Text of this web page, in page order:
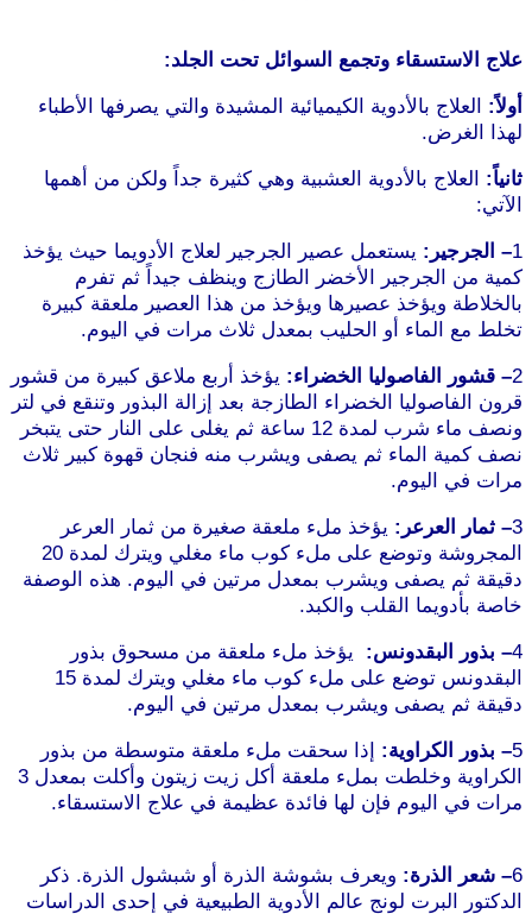
علاج الاستسقاء وتجمع السوائل تحت الجلد:
أولاً: العلاج بالأدوية الكيميائية المشيدة والتي يصرفها الأطباء
لهذا الغرض.
ثانياً: العلاج بالأدوية العشبية وهي كثيرة جداً ولكن من أهمها
الآتي:
1– الجرجير: يستعمل عصير الجرجير لعلاج الأدويما حيث يؤخذ
كمية من الجرجير الأخضر الطازج وينظف جيداً ثم تفرم
بالخلاطة ويؤخذ عصيرها ويؤخذ من هذا العصير ملعقة كبيرة
تخلط مع الماء أو الحليب بمعدل ثلاث مرات في اليوم.
2– قشور الفاصوليا الخضراء: يؤخذ أربع ملاعق كبيرة من قشور
قرون الفاصوليا الخضراء الطازجة بعد إزالة البذور وتنقع في لتر
ونصف ماء شرب لمدة 12 ساعة ثم يغلى على النار حتى يتبخر
نصف كمية الماء ثم يصفى ويشرب منه فنجان قهوة كبير ثلاث
مرات في اليوم.
3– ثمار العرعر: يؤخذ ملء ملعقة صغيرة من ثمار العرعر
المجروشة وتوضع على ملء كوب ماء مغلي ويترك لمدة 20
دقيقة ثم يصفى ويشرب بمعدل مرتين في اليوم. هذه الوصفة
خاصة بأدويما القلب والكبد.
4– بذور البقدونس: يؤخذ ملء ملعقة من مسحوق بذور
البقدونس توضع على ملء كوب ماء مغلي ويترك لمدة 15
دقيقة ثم يصفى ويشرب بمعدل مرتين في اليوم.
5– بذور الكراوية: إذا سحقت ملء ملعقة متوسطة من بذور
الكراوية وخلطت بملء ملعقة أكل زيت زيتون وأكلت بمعدل 3
مرات في اليوم فإن لها فائدة عظيمة في علاج الاستسقاء.
6– شعر الذرة: ويعرف بشوشة الذرة أو شبشول الذرة. ذكر
الدكتور البرت لونج عالم الأدوية الطبيعية في إحدى الدراسات